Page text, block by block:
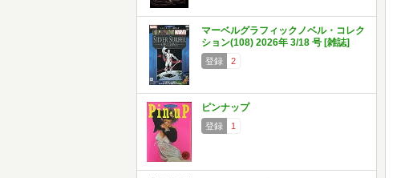
マーベルグラフィックノベル・コレク
ション(108) 2026年 3/18 号 [雑誌]
登録 2
ピンナップ
登録 1